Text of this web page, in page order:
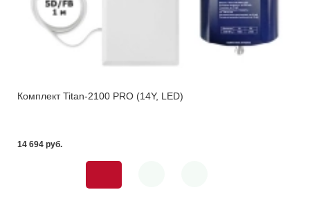
Комплект Titan-2100 PRO (14Y, LED)
14 694 pуб.